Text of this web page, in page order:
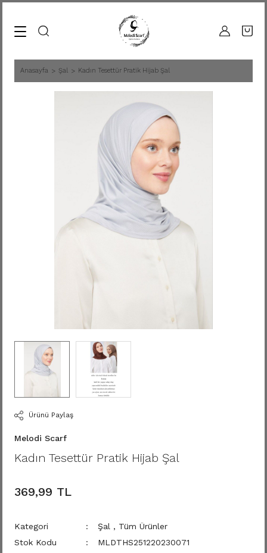
Anasayfa Şal Kadın Tesettür Pratik Hijab Şal
Ürünü Paylaş
Melodi Scarf
Kadın Tesettür Pratik Hijab Şal
369,99 TL
Kategori Şal , Tüm Ürünler
Stok Kodu
MLDTHS251220230071